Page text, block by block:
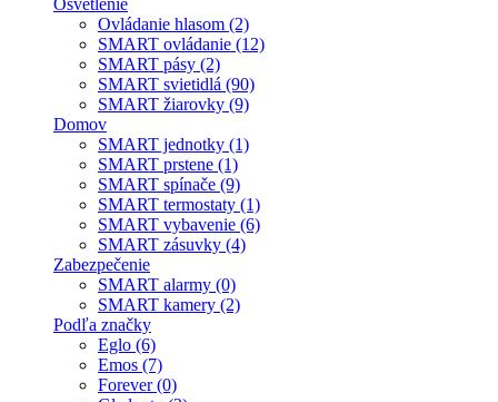
Osvetlenie
Ovládanie hlasom (2)
SMART ovládanie (12)
SMART pásy (2)
SMART svietidlá (90)
SMART žiarovky (9)
Domov
SMART jednotky (1)
SMART prstene (1)
SMART spínače (9)
SMART termostaty (1)
SMART vybavenie (6)
SMART zásuvky (4)
Zabezpečenie
SMART alarmy (0)
SMART kamery (2)
Podľa značky
Eglo (6)
Emos (7)
Forever (0)